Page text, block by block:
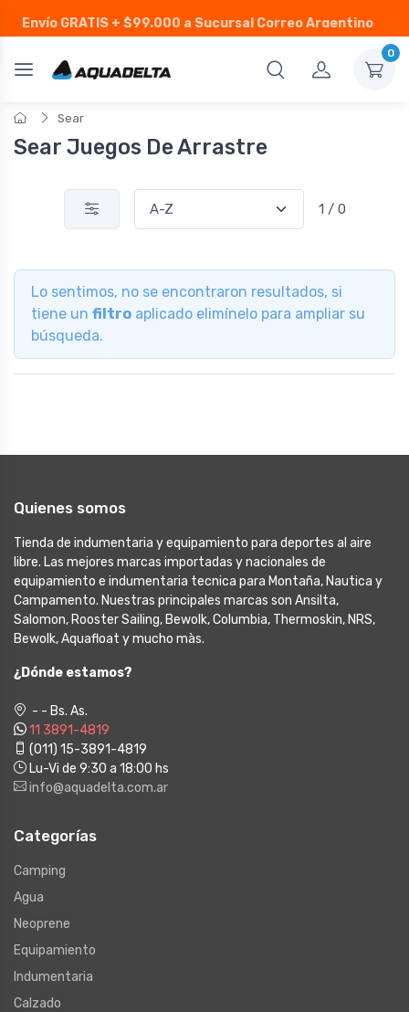
Envío GRATIS+ $99.000 a Sucursal Correo Argentino
0
Sear
Sear Juegos De Arrastre
1 / 0
Lo sentimos, no se encontraron resultados, si
tiene un filtro aplicado elimínelo para ampliar su
búsqueda.
Quienes somos
Tienda de indumentaria y equipamiento para deportes al aire
libre. Las mejores marcas importadas y nacionales de
equipamiento e indumentaria tecnica para Montaña, Nautica y
Campamento. Nuestras principales marcas son Ansilta,
Salomon, Rooster Sailing, Bewolk, Columbia, Thermoskin, NRS,
Bewolk, Aquafloat y mucho màs.
¿Dónde estamos?
- - Bs. As.
11 3891-4819
(011) 15-3891-4819
Lu-Vi de 9:30 a 18:00 hs
info@aquadelta.com.ar
Categorías
Camping
Agua
Neoprene
Equipamiento
Indumentaria
Calzado